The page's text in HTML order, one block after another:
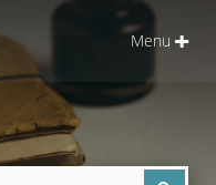
Menu